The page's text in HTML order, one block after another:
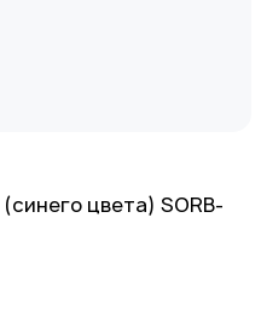
цвета) SORB-